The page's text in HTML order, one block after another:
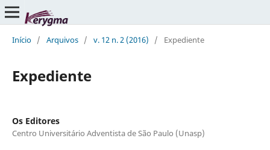
Início / Arquivos / v. 12 n. 2 (2016) / Expediente
Expediente
Os Editores
Centro Universitário Adventista de São Paulo (Unasp)